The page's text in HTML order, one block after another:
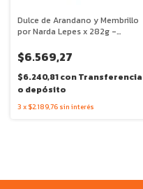
Dulce de Arandano y Membrillo
por Narda Lepes x 282g -
$6.569,27
$6.240,81conTransferencia
o depósito
3 x $2.189,76 sin interés